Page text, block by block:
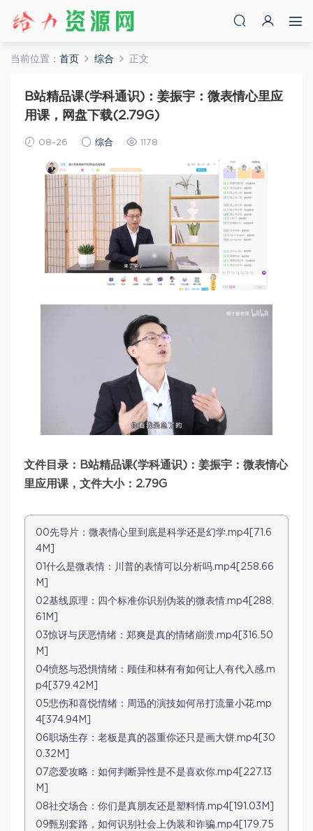
当前位置： 首页 综合 正文
B站精品课(学科通识)：姜振宇：微表情心里应
用课，网盘下载(2.79G)
08-26 综合 1178
文件目录：B站精品课(学科通识)：姜振宇：微表情心
里应用课，文件大小：2.79G
00先导片：微表情心里到底是科学还是幻学.mp4[71.6
4M]
01什么是微表情：川普的表情可以分析吗.mp4[258.66
M]
02基线原理：四个标准你识别伪装的微表情.mp4[288.
61M]
03惊讶与厌恶情绪：郑爽是真的情绪崩溃.mp4[316.50
M]
04愤怒与恐惧情绪：顾佳和林有有如何让人有代入感.m
p4[379.42M]
05悲伤和喜悦情绪：周迅的演技如何吊打流量小花.mp
4[374.94M]
06职场生存：老板是真的器重你还只是画大饼.mp4[30
0.32M]
07恋爱攻略：如何判断异性是不是喜欢你.mp4[227.13
M]
08社交场合：你们是真朋友还是塑料情.mp4[191.03M]
09甄别套路，如何识别社会上伪装和诈骗.mp4[179.75